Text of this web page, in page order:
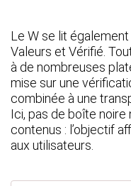
Le W se lit
Valeurs et Vérifié.
à de nombreuses
mise sur une
combinée à une
Ici, pas de boîte noire
contenus : l’objectif
aux utilisateurs.